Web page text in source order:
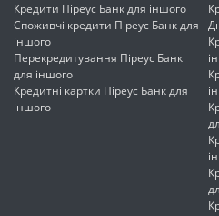
Кредити Піреус Банк для іншого
Споживчі кредити Піреус Банк для
іншого
Перекредитування Піреус Банк
для іншого
Кредитні картки Піреус Банк для
іншого